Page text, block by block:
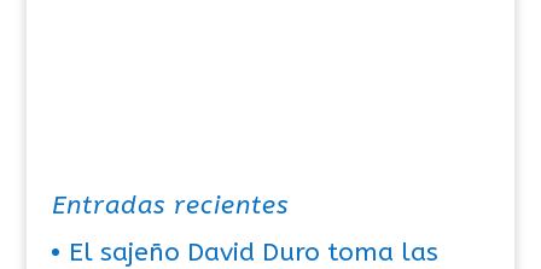
Entradas recientes
El sajeño David Duro toma las